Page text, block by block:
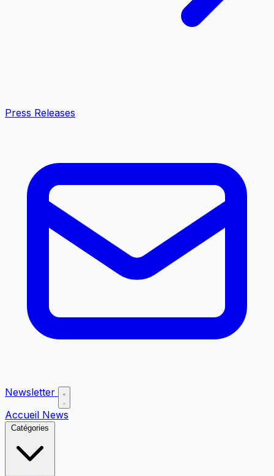
Press Releases
Newsletter
Accueil News
Catégories